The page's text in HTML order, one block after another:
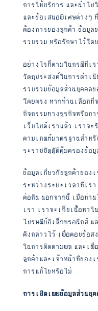
การให้บริการ และนำไป
และข้อเสนอพิเศษต่างๆ
ต้องการของลูกค้า ข้อมูล
รวบรวม หรือรักษาไว้โด
อย่างไรก็ตามในกรณีที่เ
วัตถุประสงค์ในการดำเ
รวบรวมข้อมูลส่วนบุคคล
โดยตรง หากท่านเลือกที่
กิจกรรมทางธุรกิจหรือก
เว็บไซต์เราแล้ว เราจะ
ตามเกณฑ์มาตรฐานสำห
ระราชบัญญัติคุ้มครองข้อ
ข้อมูลเกี่ยวกับลูกค้าของ
ระหว่างระยะเวลาที่เร
ต่อกัน นอกจากนี้ เมื่อท่า
เรา เราจะเก็บเนื้อหาใ
ไปรษณีย์อิเล็กทรอนิกส์ แ
ดังกล่าวไว้ เพื่อตอบข้อส
ในการติดตามผล และเพื่
ลูกค้าและเจ้าหน้าที่ของ
การแก้ไขหรือไม่
การเปิดเผยข้อมูลส่วน